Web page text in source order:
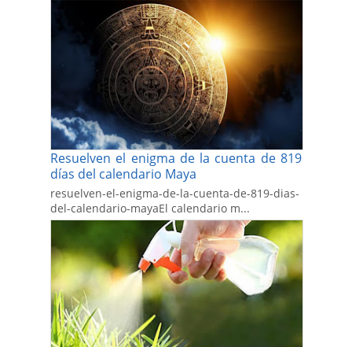
Resuelven el enigma de la cuenta de 819
días del calendario Maya
resuelven-el-enigma-de-la-cuenta-de-819-dias-
del-calendario-mayaEl calendario m...